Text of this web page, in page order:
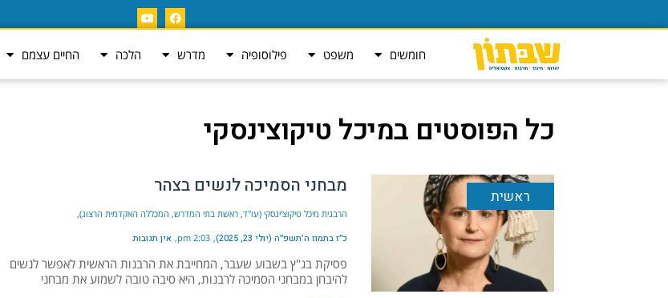
חומשים משפט פילוסופיה מדרש הלכה החיים עצמם
כל הפוסטים במיכל טיקוצינסקי
ראשית מבחני הסמיכה לנשים בצהר
הרבנית מיכל טיקוצ'ינסקי (עו"ד, ראשת בתי המדרש, המכללה האקדמית הרצוג)
כ״ז בתמוז ה׳תשפ״ה (יולי 23, 2025) 2:03 pm אין תגובות
פסיקת בג"ץ בשבוע שעבר, המחייבת את הרבנות הראשית לאפשר לנשים
להיבחן במבחני הסמיכה לרבנות, היא סיבה טובה לשמוע את מבחני